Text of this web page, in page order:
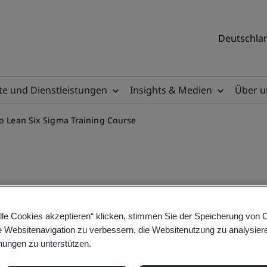
und Dienstleistungen Insights & Medien Über
Six Sigma Training Course
Belt: Introduction to
Cookies akzeptieren“ klicken, stimmen Sie der Speicherung von
Websitenavigation zu verbessern, die Websitenutzung zu
zu unterstützen.